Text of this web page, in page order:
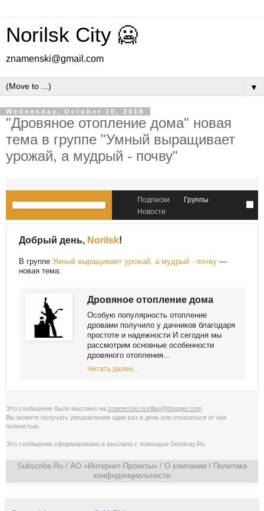
Norilsk City 🥶
znamenski@gmail.com
▼
Wednesday, October 10, 2018
"Дровяное отопление дома" новая
тема в группе "Умный выращивает
урожай, а мудрый - почву"
Подписки
Группы
Новости
Добрый день, Norilsk!
В группеУмный выращивает урожай, а мудрый - почву —
новая тема:
Дровяное отопление дома
Особую популярность отопление
дровами получило у дачников благодаря
простоте и надежности И сегодня мы
рассмотрим основные особенности
дровяного отопления...
Читать далее...
Это сообщение было выслано на znamenski.norillag@blogger.com
Вы можете получать уведомления один раз в день или отказаться от них
полностью
Это сообщение сформировано и выслано с помощью Sendsay.Ru
Subscribe.Ru / АО «Интернет-Проекты» / О компании / Политика
конфиденциальности